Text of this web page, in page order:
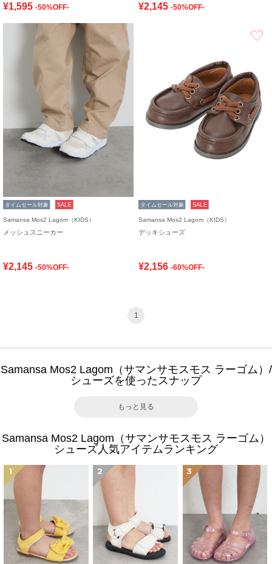
¥1,595 -50%OFF- ¥2,145 -50%OFF-
タイムセール対象 SALE
Samansa Mos2 Lagom（KIDS）
メッシュスニーカー
¥2,145 -50%OFF-
タイムセール対象 SALE
Samansa Mos2 Lagom（KIDS）
デッキシューズ
¥2,156 -60%OFF-
1
Samansa Mos2 Lagom（サマンサモスモス ラーゴム）/
シューズを使ったスナップ
もっと見る
Samansa Mos2 Lagom（サマンサモスモス ラーゴム）
シューズ人気アイテムランキング
1 2 3